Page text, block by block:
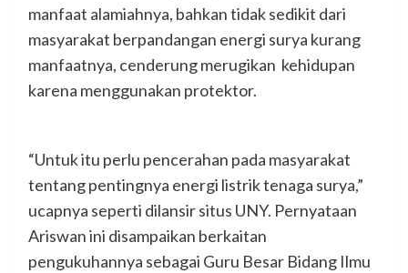
manfaat alamiahnya, bahkan tidak sedikit dari
masyarakat berpandangan energi surya kurang
manfaatnya, cenderung merugikan kehidupan
karena menggunakan protektor.
“Untuk itu perlu pencerahan pada masyarakat
tentang pentingnya energi listrik tenaga surya,”
ucapnya seperti dilansir situs UNY. Pernyataan
Ariswan ini disampaikan berkaitan
pengukuhannya sebagai Guru Besar Bidang Ilmu